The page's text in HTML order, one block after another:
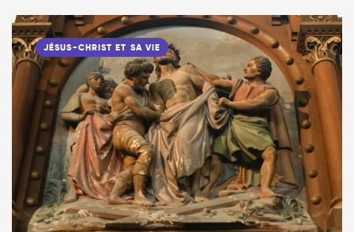
JÉSUS-CHRIST ET SA VIE